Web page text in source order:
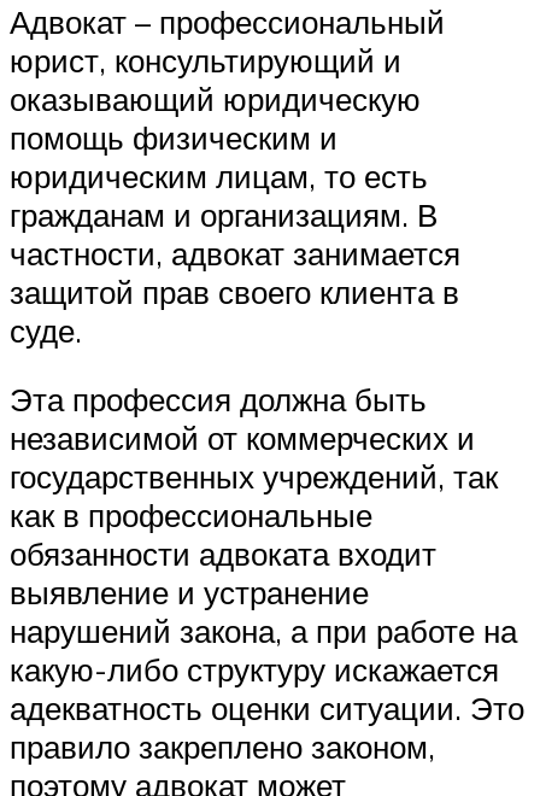
Адвокат – профессиональный
юрист, консультирующий и
оказывающий юридическую
помощь физическим и
юридическим лицам, то есть
гражданам и организациям. В
частности, адвокат занимается
защитой прав своего клиента в
суде.
Эта профессия должна быть
независимой от коммерческих и
государственных учреждений, так
как в профессиональные
обязанности адвоката входит
выявление и устранение
нарушений закона, а при работе на
какую-либо структуру искажается
адекватность оценки ситуации. Это
правило закреплено законом,
поэтому адвокат может